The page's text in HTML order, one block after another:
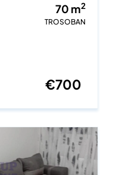
70 m2
TROSOBAN
€700